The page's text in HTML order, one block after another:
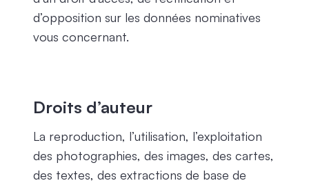
d’opposition sur les données nominatives
vous concernant.
Droits d’auteur
La reproduction, l’utilisation, l’exploitation
des photographies, des images, des cartes,
des textes, des extractions de base de